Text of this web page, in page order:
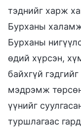
тэднийг харж
Бурханы
Бурханы
өдий хүрсэн,
байхгүй
мэдрэмж
үүнийг
туршлагаас